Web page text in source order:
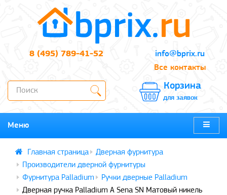
8 (495) 789-41-52
info@bprix.ru
Все контакты
Корзина
для заявок
Меню
Дверная фурнитура
Производители дверной фурнитуры
Фурнитура Palladium
Ручки дверные Palladium
Дверная ручка Palladium A Sena SN Матовый никель